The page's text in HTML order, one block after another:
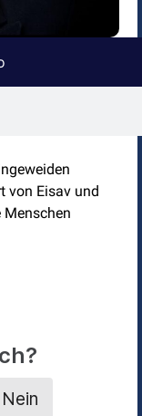
von Eisav und
Nein